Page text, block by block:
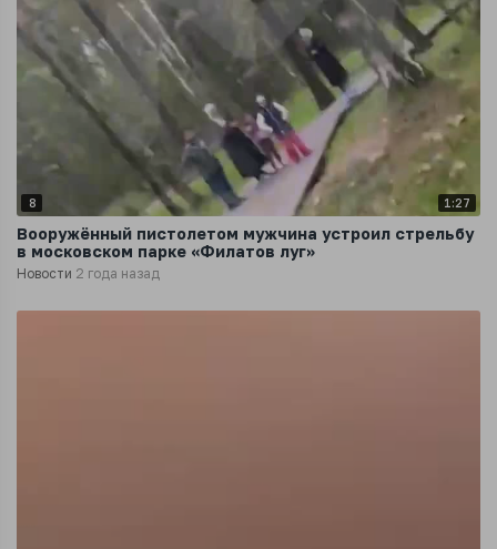
8 1:27
Вооружённый пистолетом мужчина устроил стрельбу
в московском парке «Филатов луг»
Новости 2 года назад